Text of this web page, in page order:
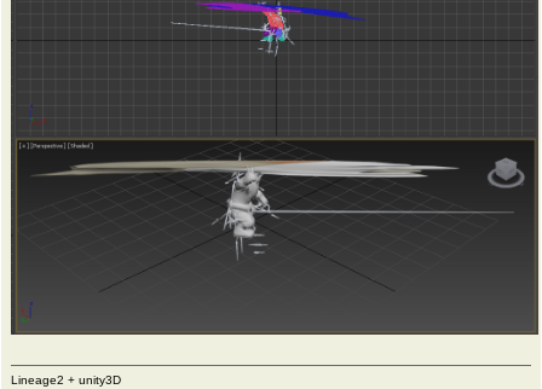
Lineage2 + unity3D